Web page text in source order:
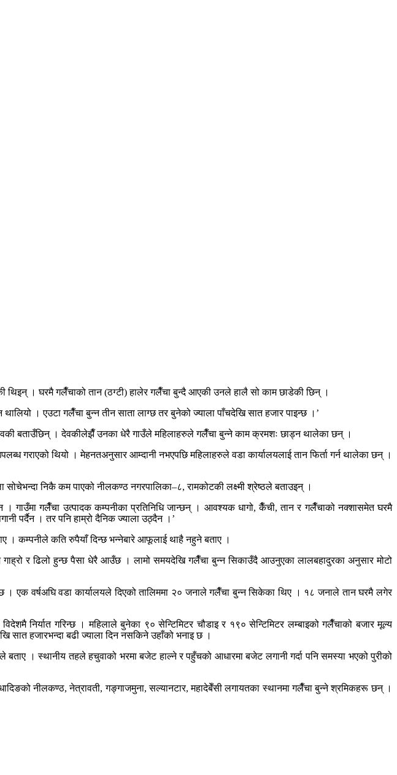
थिइन् । घरमै गलैँचाको तान (ठग्टी) हालेर गलैँचा बुन्दै आएकी उनले हालै सो काम छाडेकी छिन् ।
। एउटा गलैँचा बुन्न तीन साता लाग्छ तर बुनेको ज्याला पाँचदेखि सात हजार पाइन्छ ।’
बताउँछिन् । देवकीलेझैँ उनका धेरै गाउँले महिलाहरुले गलैँचा बुन्ने काम क्रमशः छाड्न थालेका छन् ।
गराएको थियो । मेहनतअनुसार आम्दानी नभएपछि महिलाहरुले वडा कार्यालयलाई तान फिर्ता गर्न थालेका छन् ।
निकै कम पाएको नीलकण्ठ नगरपालिका–८, रामकोटकी लक्ष्मी श्रेष्ठले बताउइन् ।
गाउँमा गलैँचा उत्पादक कम्पनीका प्रतिनिधि जान्छन् । आवश्यक धागो, कैँची, तान र गलैँचाको नक्शासमेत घरमै
पर्दैन । तर पनि हाम्रो दैनिक ज्याला उठ्दैन ।’
। कम्पनीले कति रुपैयाँ दिन्छ भन्नेबारे आफूलाई थाहै नहुने बताए ।
गाह्रो र ढिलो हुन्छ पैसा धेरै आउँछ । लामो समयदेखि गलैँचा बुन्न सिकाउँदै आउनुएका लालबहादुरका अनुसार मोटो
। एक वर्षअघि वडा कार्यालयले दिएको तालिममा २० जनाले गलैँचा बुन्न सिकेका थिए । १८ जनाले तान घरमै लगेर
निर्यात गरिन्छ । महिलाले बुनेका ९० सेन्टिमिटर चौडाइ र १९० सेन्टिमिटर लम्बाइको गलैँचाको बजार मूल्य
सात हजारभन्दा बढी ज्याला दिन नसकिने उहाँको भनाइ छ ।
। स्थानीय तहले हचुवाको भरमा बजेट हाल्ने र पहुँचको आधारमा बजेट लगानी गर्दा पनि समस्या भएको पुरीको
नीलकण्ठ, नेत्रावती, गङ्गाजमुना, सल्यानटार, महादेबेँसी लगायतका स्थानमा गलैँचा बुन्ने श्रमिकहरू छन् ।